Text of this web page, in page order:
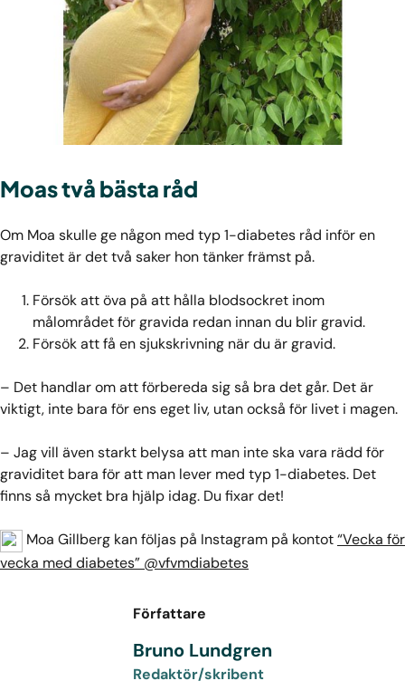
Moas två bästa råd
Om Moa skulle ge någon med typ 1-diabetes råd inför en
graviditet är det två saker hon tänker främst på.
Försök att öva på att hålla blodsockret inom
målområdet för gravida redan innan du blir gravid.
Försök att få en sjukskrivning när du är gravid.
– Det handlar om att förbereda sig så bra det går. Det är
viktigt, inte bara för ens eget liv, utan också för livet i magen.
– Jag vill även starkt belysa att man inte ska vara rädd för
graviditet bara för att man lever med typ 1-diabetes. Det
finns så mycket bra hjälp idag. Du fixar det!
Moa Gillberg kan följas på Instagram på kontot“Vecka för
vecka med diabetes” @vfvmdiabetes
Författare
Bruno Lundgren
Redaktör/skribent